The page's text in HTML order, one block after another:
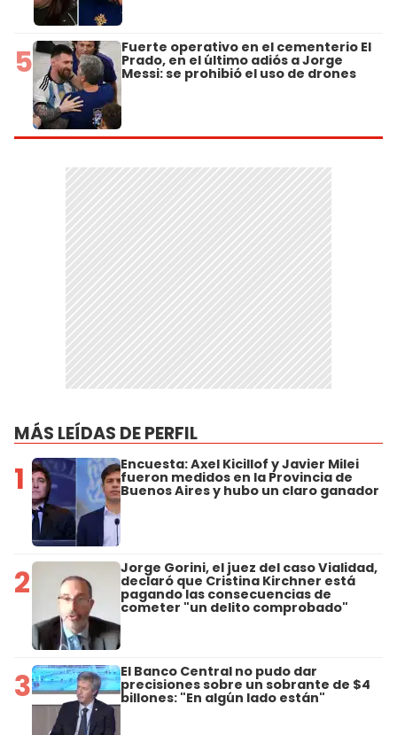
5 Fuerte operativo en el cementerio El
Prado, en el último adiós a Jorge
Messi: se prohibió el uso de drones
MÁS LEÍDAS DE PERFIL
1 Encuesta: Axel Kicillof y Javier Milei
fueron medidos en la Provincia de
Buenos Aires y hubo un claro ganador
2 Jorge Gorini, el juez del caso Vialidad,
declaró que Cristina Kirchner está
pagando las consecuencias de
cometer "un delito comprobado"
3 El Banco Central no pudo dar
precisiones sobre un sobrante de $4
billones: "En algún lado están"